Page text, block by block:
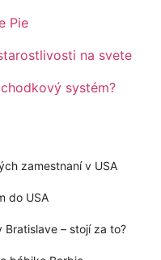
Pie
na svete
systém?
zamestnaní v USA
do USA
– stojí za to?